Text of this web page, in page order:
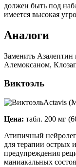
должен быть под
имеется высокая
Аналоги
Заменить
Алемоксаном,
Виктоэль
Actavis
Цена: табл. 200 мг
Атипичный
для терапии острых
предупреждения
маниакальных